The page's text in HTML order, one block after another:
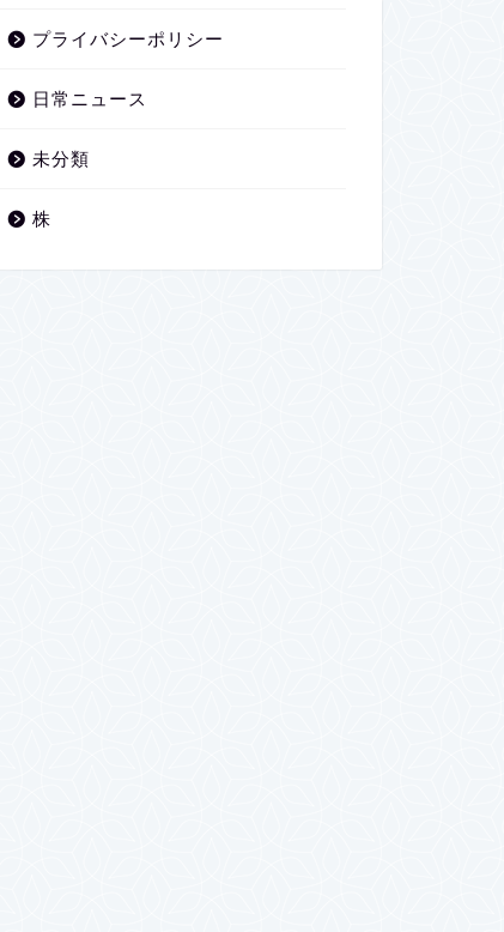
プライバシーポリシー
日常ニュース
未分類
株